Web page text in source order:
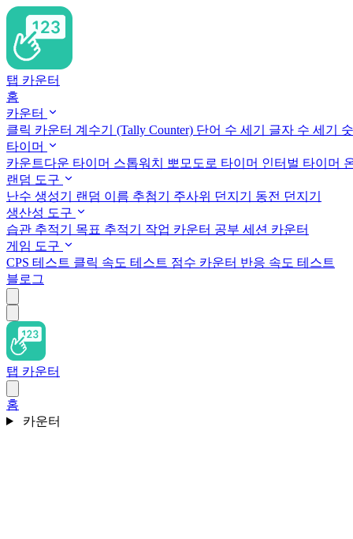
탭 카운터
홈
카운터
클릭 카운터 계수기 (Tally Counter) 단어 수 세기 글자 수 세기
타이머
카운트다운 타이머 스톱워치 뽀모도로 타이머 인터벌 타이머
랜덤 도구
난수 생성기 랜덤 이름 추첨기 주사위 던지기 동전 던지기
생산성 도구
습관 추적기 목표 추적기 작업 카운터 공부 세션 카운터
게임 도구
CPS 테스트 클릭 속도 테스트 점수 카운터 반응 속도 테스트
블로그
탭 카운터
홈
카운터